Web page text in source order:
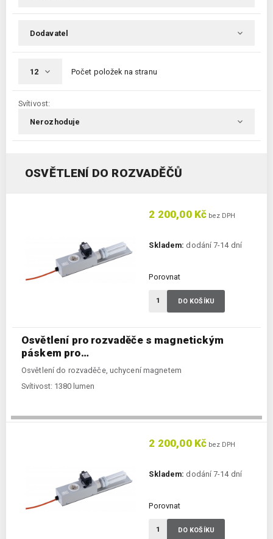
Počet položek na stranu
Svítivost:
OSVĚTLENÍ DO ROZVADĚČŮ
Osvětlení pro rozvaděče s magnetickým
páskem pro…
Osvětlení do rozvaděče, uchycení magnetem
Svítivost: 1380 lumen
2 200,00 Kč bez DPH
Skladem: dodání 7-14 dní
Porovnat
DO KOŠÍKU
2 200,00 Kč bez DPH
Skladem: dodání 7-14 dní
Porovnat
DO KOŠÍKU